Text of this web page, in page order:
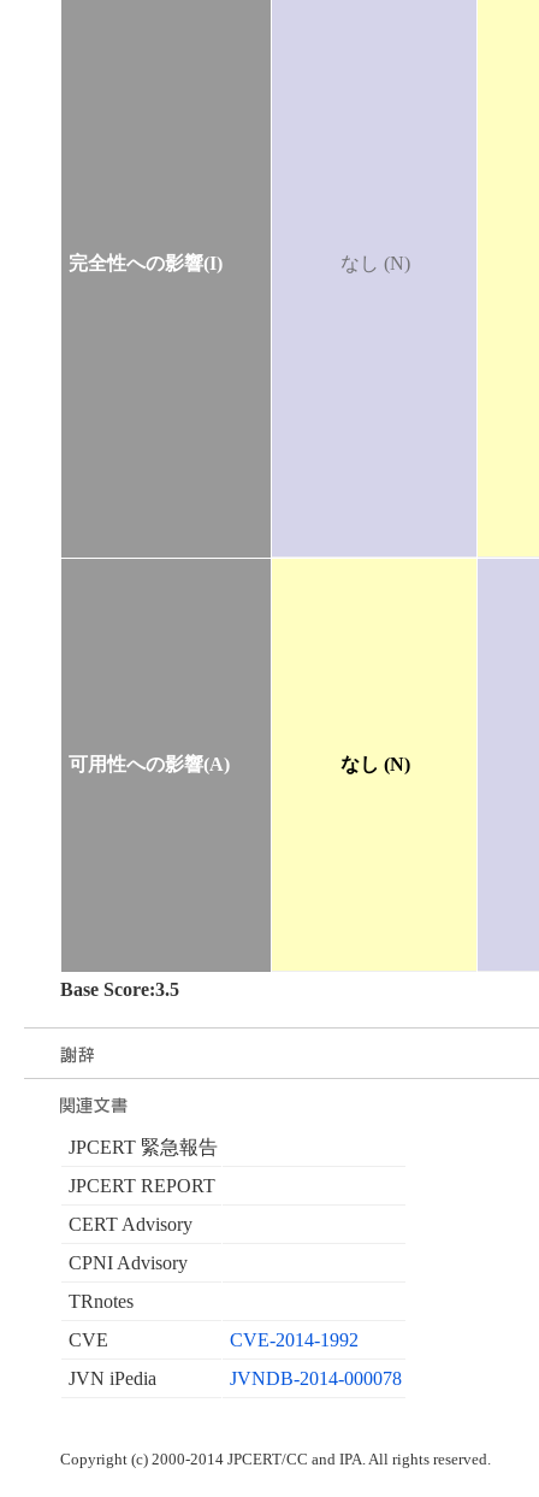
完全性への影響(I) なし (N)
可用性への影響(A) なし (N)
Base Score:3.5
JPCERT 緊急報告
JPCERT REPORT
CERT Advisory
CPNI Advisory
TRnotes
CVE
CVE-2014-1992
JVN iPedia
JVNDB-2014-000078
Copyright (c) 2000-2014 JPCERT/CC and IPA. All rights reserved.